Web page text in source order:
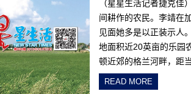
（星星生活记者捷克佳
间耕作的农民。李靖在
见面她多是以正装示人
地面积近20英亩的乐园
顿近郊的格兰河畔，距
READ MORE